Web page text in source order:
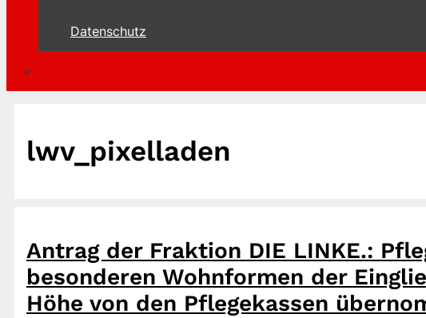
Datenschutz
lwv_pixelladen
Antrag der Fraktion DIE LINKE.:
besonderen Wohnformen der
Höhe von den Pflegekassen